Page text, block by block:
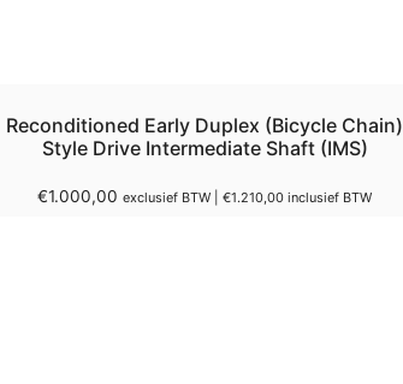
Reconditioned Early Duplex (Bicycle Chain)
Style Drive Intermediate Shaft (IMS)
€1.000,00 exclusief BTW | €1.210,00 inclusief BTW